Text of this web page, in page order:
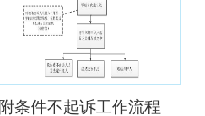
附条件不起诉工作流程